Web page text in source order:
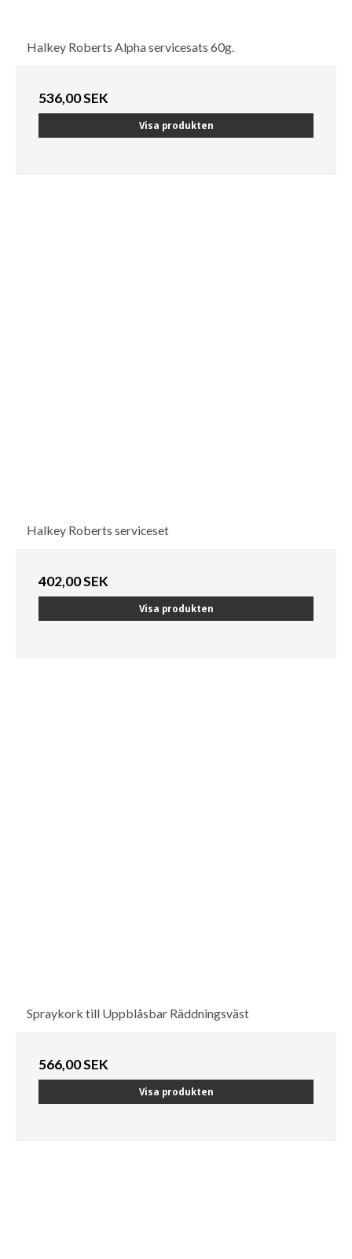
Halkey Roberts Alpha servicesats 60g.
536,00 SEK
Visa produkten
Halkey Roberts serviceset
402,00 SEK
Visa produkten
Spraykork till Uppblåsbar Räddningsväst
566,00 SEK
Visa produkten